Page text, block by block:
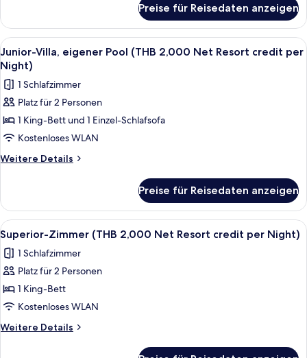
Resort
credit
per
Night)
anzeigen
Villa,
eigener
Pool
(THB
1,500
Net
Resort
per
Night)
Preise für Reisedaten anzeigen
Alle
Fotos
für
Junior-
Villa,
eigener
Pool
(THB
Resort
credit
per
Night)
anzeigen
Minibar, Zimmersafe, Schreibtisch,
5
Junior-Villa, eigener Pool (THB 2,000 Net Resort credit per
Night)
1 Schlafzimmer
Platz für 2 Personen
1 King-Bett und 1 Einzel-Schlafsofa
Kostenloses WLAN
Weitere Details
Weitere
Villa,
eigener
Pool
(THB
2,000
Net
credit
per
Preise für Reisedaten anzeigen
Alle
Fotos
für
Superior-
Zimmer
(THB
2,000
Net
Minibar, Zimmersafe, Schreibtisch,
4
Superior-Zimmer (THB 2,000 Net Resort credit per Night)
1 Schlafzimmer
Platz für 2 Personen
1 King-Bett
Kostenloses WLAN
Weitere Details
Weitere